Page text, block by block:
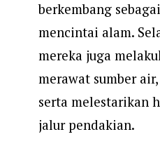
berkembang
mencintai alam.
mereka juga
merawat sumber
serta melestarikan
jalur pendakian.